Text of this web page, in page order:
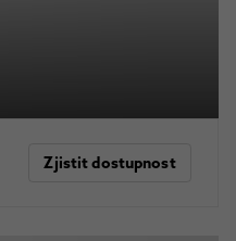
Zjistit dostupnost